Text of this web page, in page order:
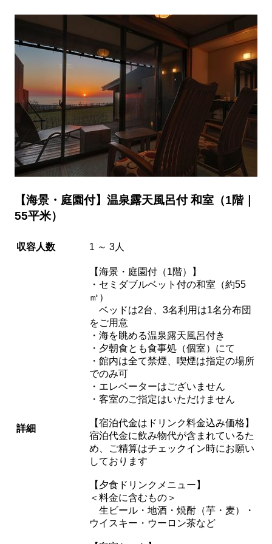
【海景・庭園付】温泉露天風呂付 和室（1階｜
55平米）
収容人数 1 ～ 3人
詳細
【海景・庭園付（1階）】
・セミダブルベット付の和室（約55
㎡）
ベッドは2台、3名利用は1名分布団
をご用意
・海を眺める温泉露天風呂付き
・夕朝食とも食事処（個室）にて
・館内は全て禁煙、喫煙は指定の場所
でのみ可
・エレベーターはございません
・客室のご指定はいただけません
【宿泊代金はドリンク料金込み価格】
宿泊代金に飲み物代が含まれているた
め、ご精算はチェックイン時にお願い
しております
【夕食ドリンクメニュー】
＜料金に含むもの＞
生ビール・地酒・焼酎（芋・麦）・
ウイスキー・ウーロン茶など